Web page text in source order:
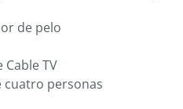
de pelo
TV
cuatro personas